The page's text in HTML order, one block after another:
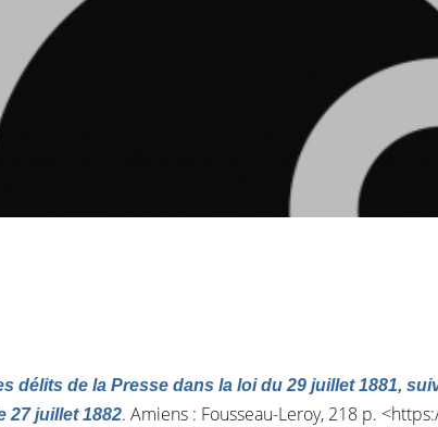
délits de la Presse dans la loi du 29 juillet 1881,
27 juillet 1882. Amiens : Fousseau-Leroy, 218 p. <